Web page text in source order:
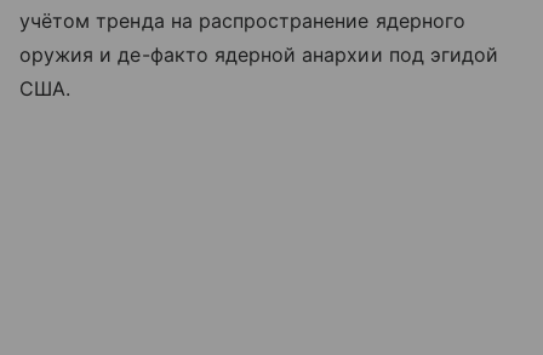
учётом тренда на распространение ядерного
оружия и де-факто ядерной анархии под эгидой
США.